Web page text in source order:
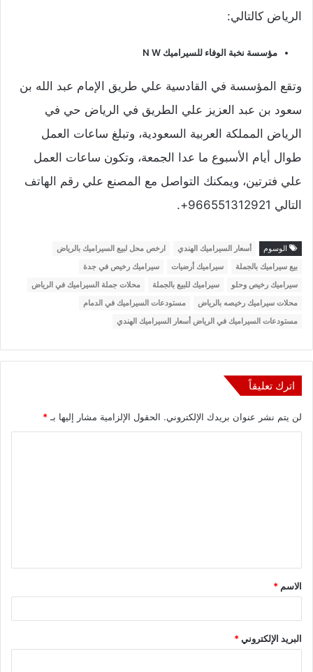
الرياض كالتالي:
مؤسسة نخبة الوفاء للسيراميك N W
وتقع المؤسسة في القادسية علي طريق الإمام عبد الله بن
سعود بن عبد العزيز علي الطريق في الرياض حي في
الرياض المملكة العربية السعودية، وتبلغ ساعات العمل
طوال أيام الأسبوع ما عدا الجمعة، وتكون ساعات العمل
علي فترتين، ويمكنك التواصل مع المصنع علي رقم الهاتف
التالي 966551312921+.
الوسوم أسعار السيراميك الهندي
ارخص محل لبيع السيراميك بالرياض
بيع سيراميك بالجملة
سيراميك أرضيات
سيراميك رخيص في جدة
سيراميك رخيص وحلو
سيراميك للبيع بالجملة
محلات جملة السيراميك في الرياض
محلات سيراميك رخيصه بالرياض
مستودعات السيراميك في الدمام
مستودعات السيراميك في الرياض أسعار السيراميك الهندي
اترك تعليقاً
لن يتم نشر عنوان بريدك الإلكتروني. الحقول الإلزامية مشار إليها بـ *
ق
*
الاسم *
البريد الإلكتروني*